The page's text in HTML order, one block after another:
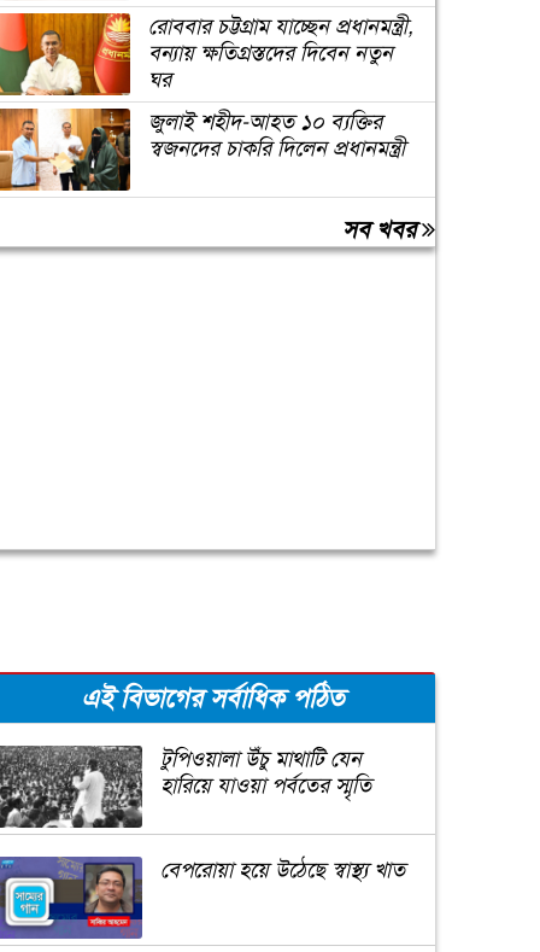
রোববার চট্টগ্রাম যাচ্ছেন প্রধানমন্ত্রী,
বন্যায় ক্ষতিগ্রস্তদের দিবেন নতুন
ঘর
জুলাই শহীদ-আহত ১০ ব্যক্তির
স্বজনদের চাকরি দিলেন প্রধানমন্ত্রী
অটোরিকশা ও রিকশা উপহারসব খবর
এই বিভাগের সর্বাধিক পঠিত
টুপিওয়ালা উঁচু মাথাটি যেন
হারিয়ে যাওয়া পর্বতের স্মৃতি
বেপরোয়া হয়ে উঠেছে স্বাস্থ্য খাত